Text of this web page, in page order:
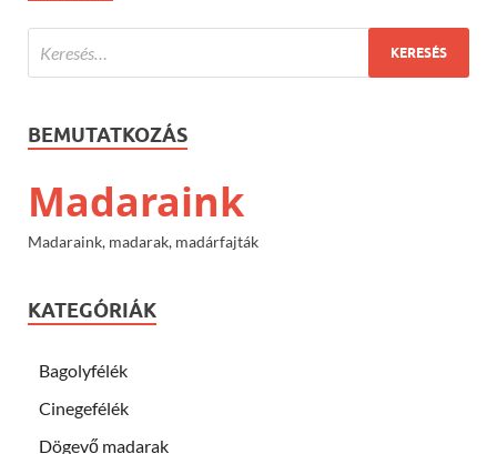
BEMUTATKOZÁS
Madaraink
Madaraink, madarak, madárfajták
KATEGÓRIÁK
Bagolyfélék
Cinegefélék
Dögevő madarak